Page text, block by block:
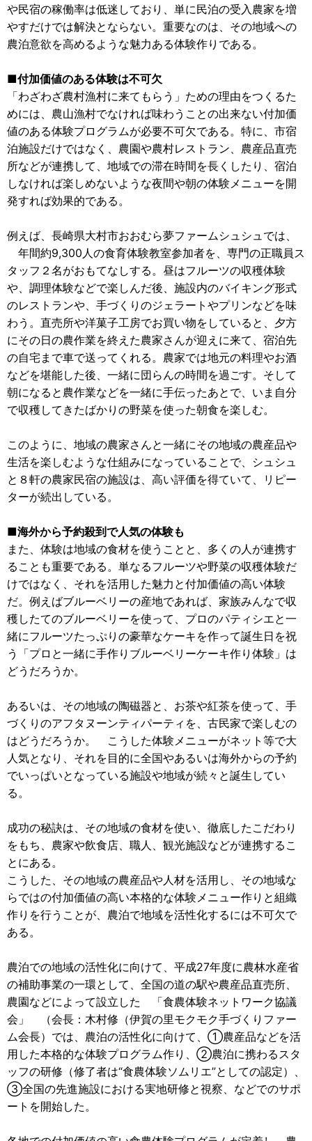
や民宿の稼働率は低迷しており、単に民泊の受入農家を増
やすだけでは解決とならない。重要なのは、その地域への
農泊意欲を高めるような魅力ある体験作りである。
■付加価値のある体験は不可欠
「わざわざ農村漁村に来てもらう」ための理由をつくるた
めには、農山漁村でなければ味わうことの出来ない付加価
値のある体験プログラムが必要不可欠である。特に、市宿
泊施設だけではなく、農園や農村レストラン、農産品直売
所などが連携して、地域での滞在時間を長くしたり、宿泊
しなければ楽しめないような夜間や朝の体験メニューを開
発すれば効果的である。
例えば、長崎県大村市おおむら夢ファームシュシュでは、
年間約9,300人の食育体験教室参加者を、専門の正職員ス
タッフ２名がおもてなしする。昼はフルーツの収穫体験
や、調理体験などで楽しんだ後、施設内のバイキング形式
のレストランや、手づくりのジェラートやプリンなどを味
わう。直売所や洋菓子工房でお買い物をしていると、夕方
にその日の農作業を終えた農家さんが迎えに来て、宿泊先
の自宅まで車で送ってくれる。農家では地元の料理やお酒
などを堪能した後、一緒に団らんの時間を過ごす。そして
朝になると農作業などを一緒に手伝ったあとで、いま自分
で収穫してきたばかりの野菜を使った朝食を楽しむ。
このように、地域の農家さんと一緒にその地域の農産品や
生活を楽しむような仕組みになっていることで、シュシュ
と８軒の農家民宿の施設は、高い評価を得ていて、リピー
ターが続出している。
■海外から予約殺到で人気の体験も
また、体験は地域の食材を使うことと、多くの人が連携す
ることも重要である。単なるフルーツや野菜の収穫体験だ
けではなく、それを活用した魅力と付加価値の高い体験
だ。例えばブルーベリーの産地であれば、家族みんなで収
穫したてのブルーベリーを使って、プロのパティシエと一
緒にフルーツたっぷりの豪華なケーキを作って誕生日を祝
う「プロと一緒に手作りブルーベリーケーキ作り体験」は
どうだろうか。
あるいは、その地域の陶磁器と、お茶や紅茶を使って、手
づくりのアフタヌーンティパーティを、古民家で楽しむの
はどうだろうか。 こうした体験メニューがネット等で大
人気となり、それを目的に全国やあるいは海外からの予約
でいっぱいとなっている施設や地域が続々と誕生してい
る。
成功の秘訣は、その地域の食材を使い、徹底したこだわり
をもち、農家や飲食店、職人、観光施設などが連携するこ
とにある。
こうした、その地域の農産品や人材を活用し、その地域な
らではの付加価値の高い本格的な体験メニュー作りと組織
作りを行うことが、農泊で地域を活性化するには不可欠で
ある。
農泊での地域の活性化に向けて、平成27年度に農林水産省
の補助事業の一環として、全国の道の駅や農産品直売所、
農園などによって設立した 「食農体験ネットワーク協議
会」 （会長：木村修（伊賀の里モクモク手づくりファー
ム会長）では、農泊の活性化に向けて、①農産品などを活
用した本格的な体験プログラム作り、②農泊に携わるスタ
ッフの研修（修了者は“食農体験ソムリエ”としての認定）、
③全国の先進施設における実地研修と視察、などでのサポ
ートを開始した。